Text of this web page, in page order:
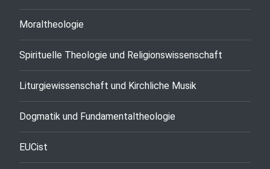
Moraltheologie
Spirituelle Theologie und Religionswissenschaft
Liturgiewissenschaft und Kirchliche Musik
Dogmatik und Fundamentaltheologie
EUCist